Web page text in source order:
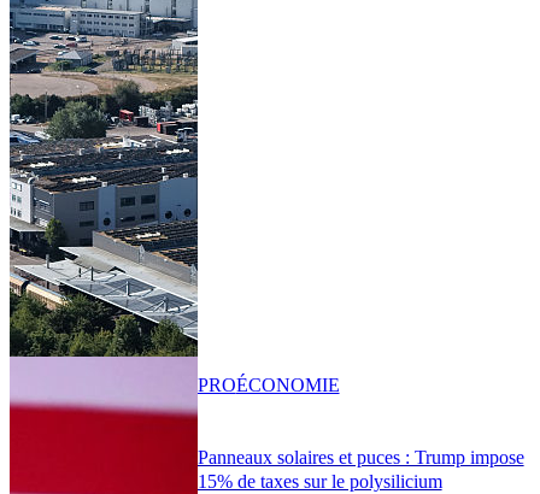
Panneaux solaires et puces : Trump impose
15% de taxes sur le polysilicium
PROÉCONOMIE